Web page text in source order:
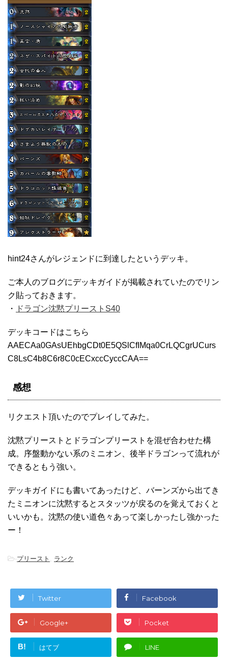
hint24さんがレジェンドに到達したというデッキ。
ご本人のブログにデッキガイドが掲載されていたのでリン
ク貼っておきます。
・
ドラゴン沈黙プリーストS40
デッキコードはこちら
AAECAa0GAsUEhbgCDt0E5QSlCfIMqa0CrLQCgrUCurs
C8LsC4b8C6r8C0cECxccCyccCAA==
感想
リクエスト頂いたのでプレイしてみた。
沈黙プリーストとドラゴンプリーストを混ぜ合わせた構
成。序盤動かない系のミニオン、後半ドラゴンって流れが
できるともう強い。
デッキガイドにも書いてあったけど、バーンズから出てき
たミニオンに沈黙するとスタッツが戻るのを覚えておくと
いいかも。沈黙の使い道色々あって楽しかったし強かった
ー！
-プリースト , ランク
Twitter Facebook
Google+ Pocket
B! はてブ LINE